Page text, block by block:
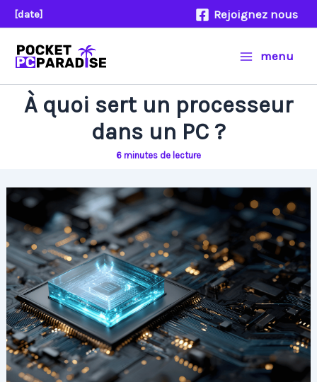
Aller
au
contenu
[date] Rejoignez nous
menu
À quoi sert un processeur
dans un PC ?
6 minutes de lecture